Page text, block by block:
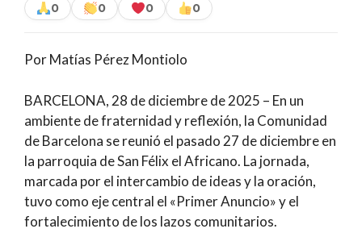
0
0 0 0
Por Matías Pérez Montiolo
BARCELONA, 28 de diciembre de 2025 – En un
ambiente de fraternidad y reflexión, la Comunidad
de Barcelona se reunió el pasado 27 de diciembre en
la parroquia de San Félix el Africano. La jornada,
marcada por el intercambio de ideas y la oración,
tuvo como eje central el «Primer Anuncio» y el
fortalecimiento de los lazos comunitarios.